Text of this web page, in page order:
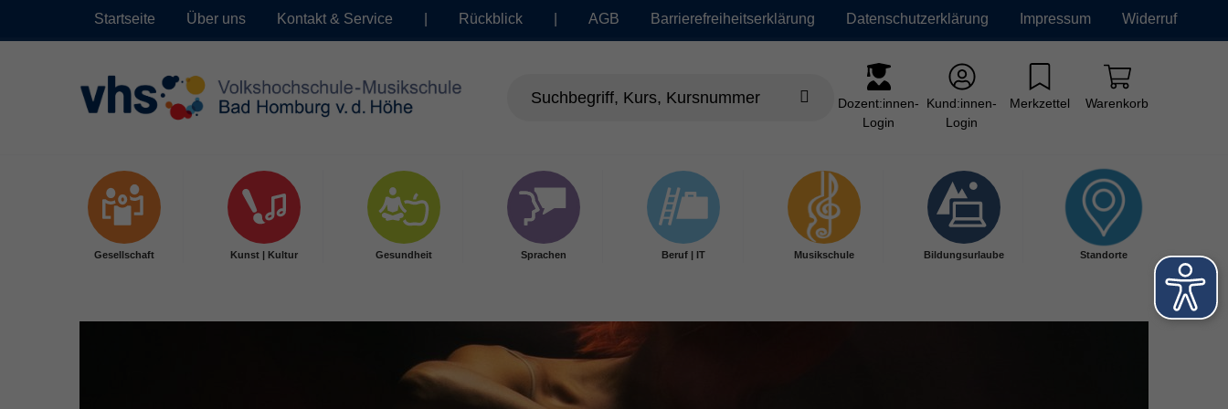
Startseite Über uns Kontakt & Service Rückblick AGB Barrierefreiheitserklärung Datenschutzerklärung Impressum Widerruf
Dozent:innen-
Login
Kund:innen-
Login
Merkzettel Warenkorb
Gesellschaft Kunst | Kultur Gesundheit Sprachen Beruf | IT Musikschule Bildungsurlaube Standorte